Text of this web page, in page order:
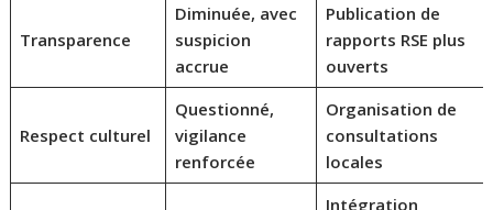
Transparence
Diminuée, avec
suspicion
accrue
Publication de
rapports RSE plus
ouverts
Respect culturel
Questionné,
vigilance
renforcée
Organisation de
consultations
locales
Intégration